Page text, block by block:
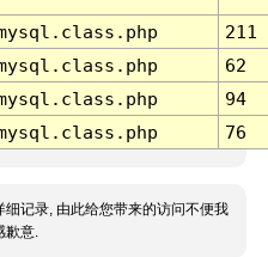
211
62
94
76
细记录, 由此给您带来的访问不便我
歉意.